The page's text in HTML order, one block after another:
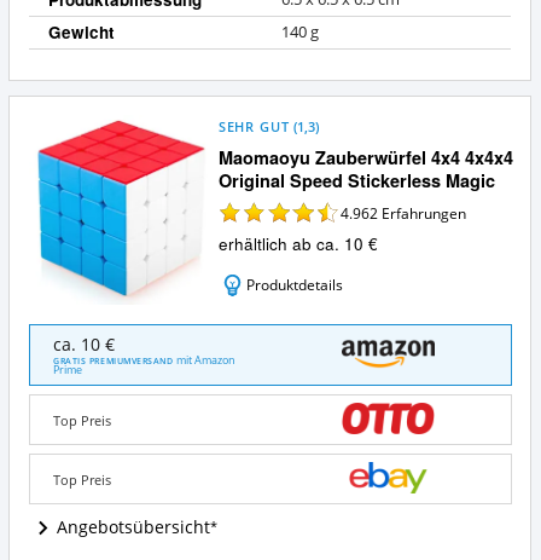
Gewicht 140 g
Maomaoyu Zauberwürfel 4x4 4x4x4
Original Speed Stickerless Magic
SEHR GUT (1,3)
4.962 Erfahrungen
erhältlich ab ca. 10 €
Produktdetails
Maomaoyu
Zauberwürfel
4x4
4x4x4
Original
Speed
Magic
Angebote:
Wo
ca. 10 €
GRATIS PREMIUMVERSAND mit Amazon
Prime
Top Preis
Top Preis
Angebotsübersicht